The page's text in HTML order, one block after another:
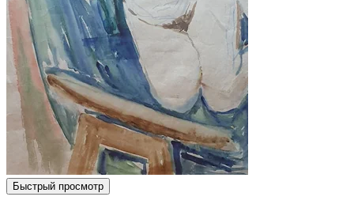
Быстрый просмотр